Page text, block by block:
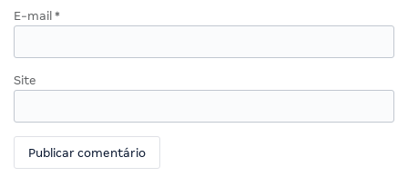
E-mail *
Site